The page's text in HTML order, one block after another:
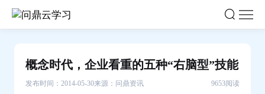
概念时代，企业看重的五种“右脑型”技能
发布时间：2014-05-30来源：问鼎资讯 9653阅读